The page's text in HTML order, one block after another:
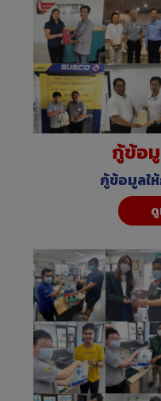
กู้ข้อ
กู้ข้อมูลใ